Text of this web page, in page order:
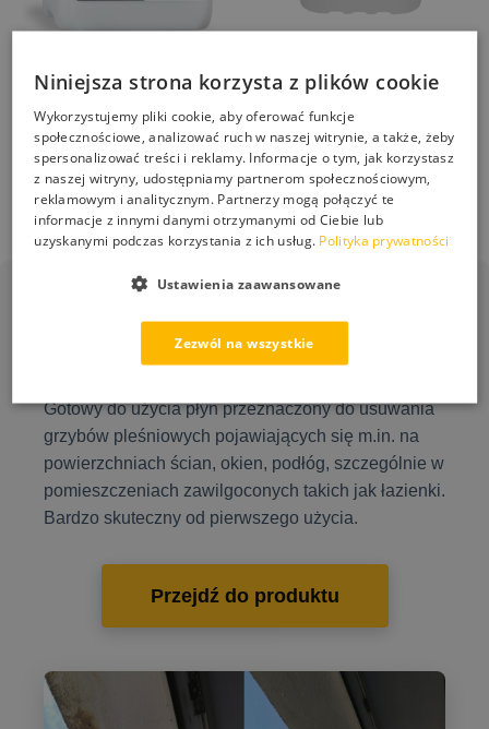
Kruszyw i Kory Trwała
Stabilizacja Nawierzchni 5L
249,00zł
Dodaj do koszyka
Powierzchni Przed Glonami i
Mchem – 5L
436,40zł
Dodaj do koszyka
PS-50 Grzyb Stop
Gotowy do użycia płyn przeznaczony do usuwania
grzybów pleśniowych pojawiających się m.in. na
powierzchniach ścian, okien, podłóg, szczególnie w
pomieszczeniach zawilgoconych takich jak łazienki.
Bardzo skuteczny od pierwszego użycia.
Przejdź do produktu
Niniejsza strona korzysta z plików cookie
Wykorzystujemy pliki cookie, aby oferować funkcje
społecznościowe, analizować ruch w naszej witrynie, a także, żeby
spersonalizować treści i reklamy. Informacje o tym, jak korzystasz
z naszej witryny, udostępniamy partnerom społecznościowym,
reklamowym i analitycznym. Partnerzy mogą połączyć te
informacje z innymi danymi otrzymanymi od Ciebie lub
uzyskanymi podczas korzystania z ich usług. Polityka prywatności
Zezwól na wszystkie
Ustawienia zaawansowane